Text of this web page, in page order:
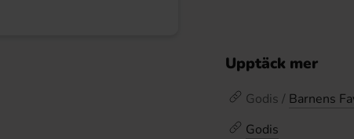
Upptäck mer
Godis / Barnens
Godis